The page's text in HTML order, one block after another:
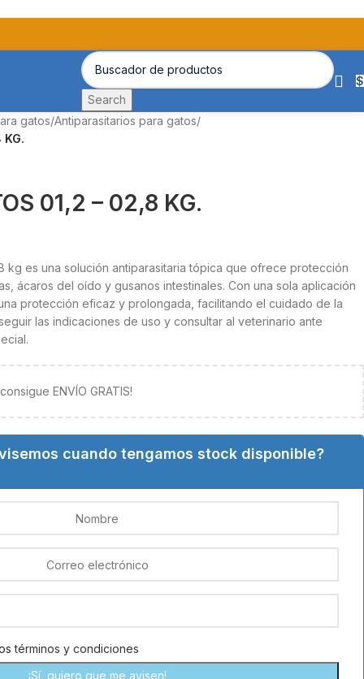
Search
$
gatos/Antiparasitarios para gatos/
KG.
01,2 – 02,8 KG.
kg es una solución antiparasitaria tópica que ofrece protección
ácaros del oído y gusanos intestinales. Con una sola aplicación
protección eficaz y prolongada, facilitando el cuidado de la
las indicaciones de uso y consultar al veterinario ante
ENVÍO GRATIS!
cuando tengamos stock disponible?
términos y condiciones
¡Sí, quiero que me avisen!